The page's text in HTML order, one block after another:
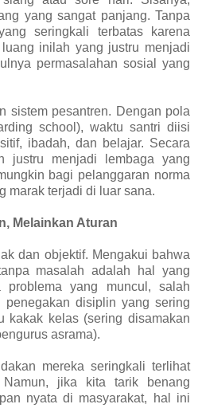
yang sangat panjang. Tanpa
seringkali terbatas karena
inilah yang justru menjadi
permasalahan sosial yang
sistem pesantren. Dengan pola
school), waktu santri diisi
ibadah, dan belajar. Secara
justru menjadi lembaga yang
bagi pelanggaran norma
marak terjadi di luar sana.
Melainkan Aturan
dan objektif. Mengakui bahwa
masalah adalah hal yang
problema yang muncul, salah
penegakan disiplin yang sering
kakak kelas (sering disamakan
asrama).
mereka seringkali terlihat
Namun, jika kita tarik benang
nyata di masyarakat, hal ini